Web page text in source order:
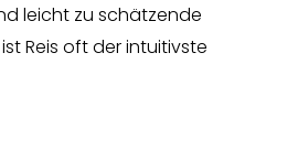
leicht zu schätzende
Reis oft der intuitivste